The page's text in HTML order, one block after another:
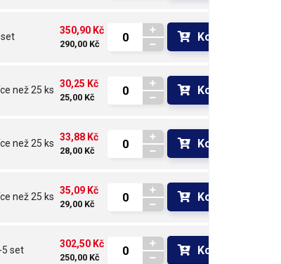
350,90 Kč
290,00 Kč
Koupit
než 25 ks
30,25 Kč
25,00 Kč
Koupit
než 25 ks
33,88 Kč
28,00 Kč
Koupit
než 25 ks
35,09 Kč
29,00 Kč
Koupit
5 set
302,50 Kč
250,00 Kč
Koupit